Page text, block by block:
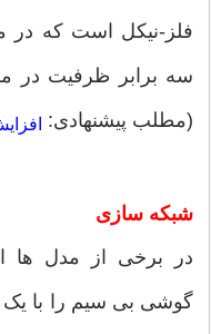
فلز-نیکل است که در
سه برابر ظرفیت در
(مطلب پیشنهادی:
شبکه سازی
در برخی از مدل ها
گوشی بی سیم را با